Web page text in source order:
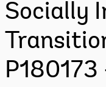
Socially
P180173